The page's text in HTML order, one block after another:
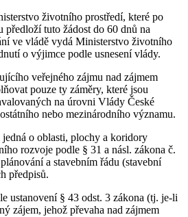
životního prostředí, které po
tuto žádost do 60 dnů na
ve vládě vydá Ministerstvo životního
o výjimce podle usnesení vlády.
veřejného zájmu nad zájmem
pouze ty záměry, které jsou
na úrovni Vlády České
nebo mezinárodního významu.
o oblasti, plochy a koridory
rozvoje podle § 31 a násl. zákona č.
a stavebním řádu (stavební
předpisů.
ustanovení § 43 odst. 3 zákona (tj. je-li
zájem, jehož převaha nad zájmem